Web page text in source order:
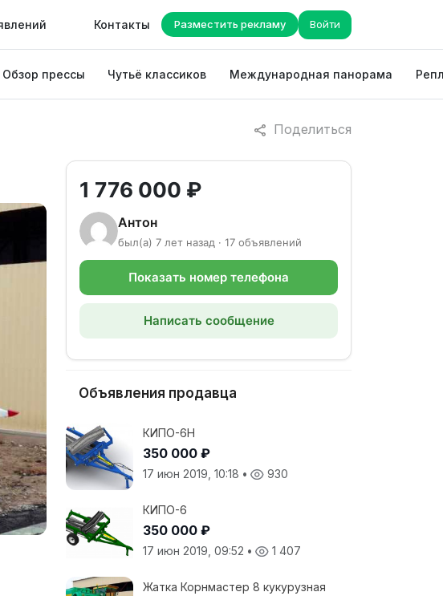
Контакты Разместить рекламу Войти
Обзор прессы Чутьё классиков Международная панорама
Поделиться
1 776 000 ₽
Антон
был(а) 7 лет назад · 17 объявлений
Показать номер телефона
Написать сообщение
Объявления продавца
КИПО-6Н
350 000 ₽
17 июн 2019, 10:18 • 930
КИПО-6
350 000 ₽
17 июн 2019, 09:52 • 1 407
Жатка Корнмастер 8 кукурузная